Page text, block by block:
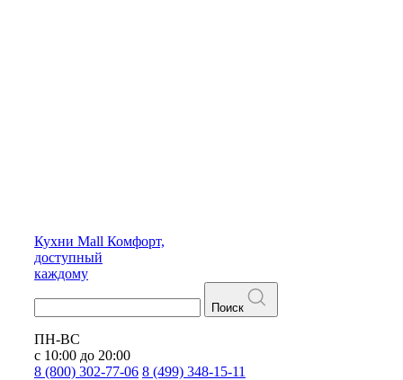
Кухни Mall Комфорт,
доступный
каждому
Поиск
ПН-ВС
с 10:00 до 20:00
8 (800) 302-77-06 8 (499) 348-15-11